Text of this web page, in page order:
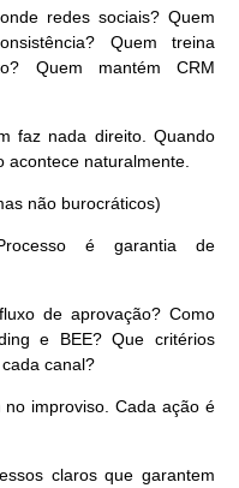
redes sociais? Quem
Quem treina
Quem mantém CRM
faz nada direito. Quando
acontece naturalmente.
não burocráticos)
égarantia de
de aprovação? Como
e BEE? Que critérios
canal?
improviso. Cada ação é
claros que garantem